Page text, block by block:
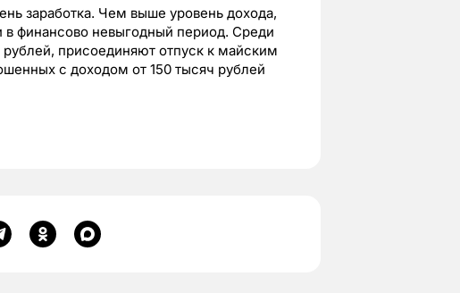
заработка. Чем выше уровень дохода,
финансово невыгодный период. Среди
рублей, присоединяют отпуск к майским
с доходом от 150 тысяч рублей